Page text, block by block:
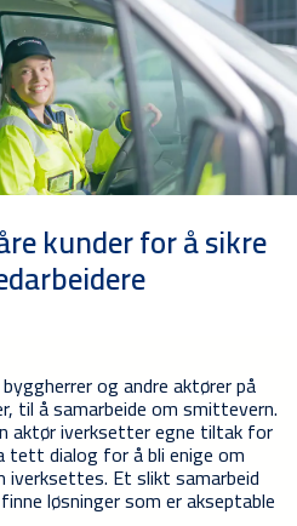
kunder for å sikre
og andre aktører på
til å samarbeide om smittevern.
aktør iverksetter egne tiltak for
tett dialog for å bli enige om
Et slikt samarbeid
løsninger som er akseptable